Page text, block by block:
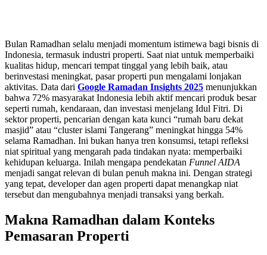
Bulan Ramadhan selalu menjadi momentum istimewa bagi bisnis di
Indonesia, termasuk industri properti. Saat niat untuk memperbaiki
kualitas hidup, mencari tempat tinggal yang lebih baik, atau
berinvestasi meningkat, pasar properti pun mengalami lonjakan
aktivitas. Data dari Google Ramadan Insights 2025 menunjukkan
bahwa 72% masyarakat Indonesia lebih aktif mencari produk besar
seperti rumah, kendaraan, dan investasi menjelang Idul Fitri. Di
sektor properti, pencarian dengan kata kunci “rumah baru dekat
masjid” atau “cluster islami Tangerang” meningkat hingga 54%
selama Ramadhan. Ini bukan hanya tren konsumsi, tetapi refleksi
niat spiritual yang mengarah pada tindakan nyata: memperbaiki
kehidupan keluarga. Inilah mengapa pendekatan Funnel AIDA
menjadi sangat relevan di bulan penuh makna ini. Dengan strategi
yang tepat, developer dan agen properti dapat menangkap niat
tersebut dan mengubahnya menjadi transaksi yang berkah.
Makna Ramadhan dalam Konteks
Pemasaran Properti